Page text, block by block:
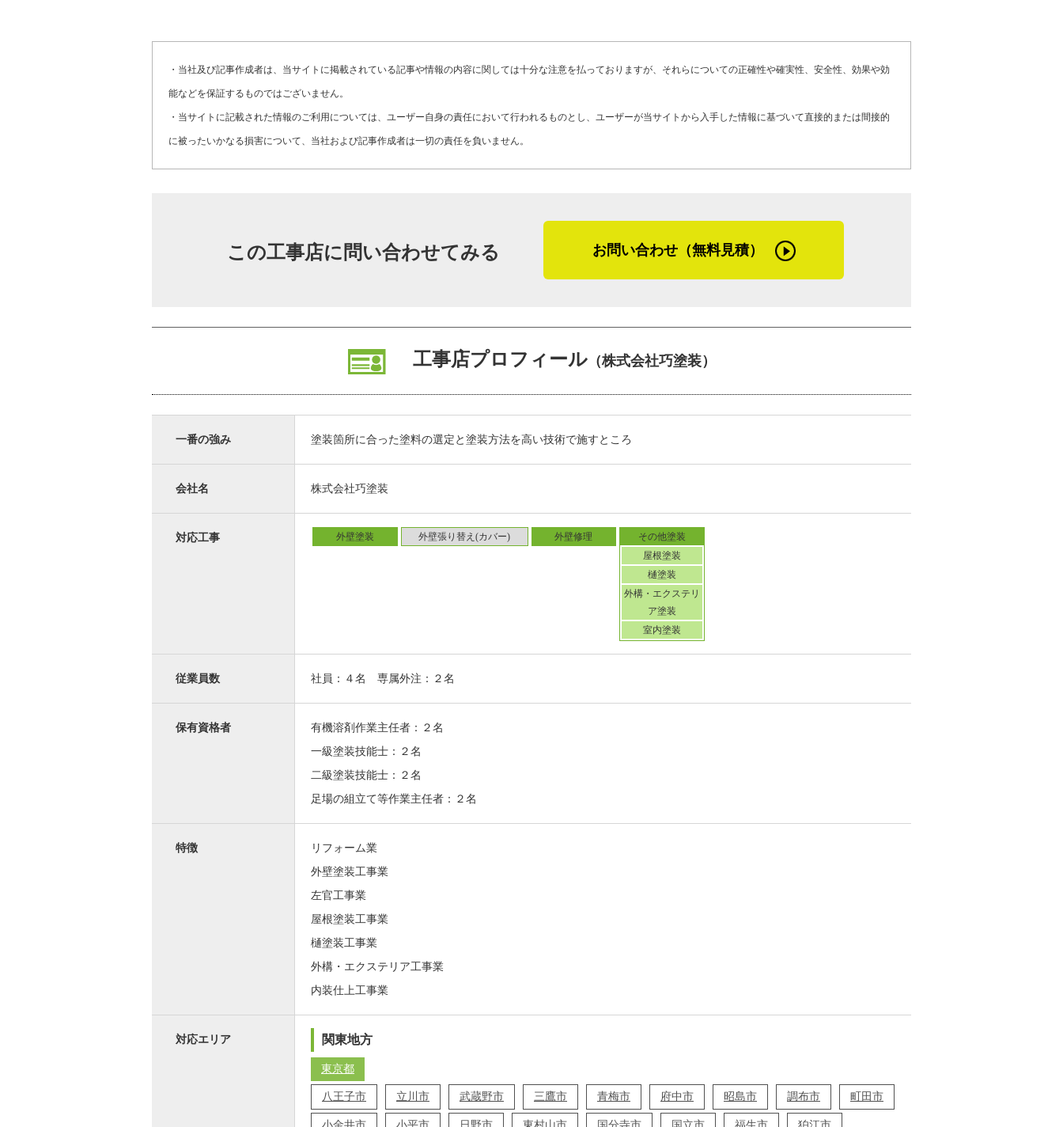
工事店番号 K13-AZD
どの夏の気温上昇には誰もが辟易しているとのこと。外壁塗り替えの際には、遮
最後に「かべいろは」をご覧になっている、外壁の劣化でお困りのお客さま、そし
て外壁リフォーム・外壁修理を検討しているお客さまへメッセージです。
具合があればすぐに対応します。どんなことでもお気軽にご相談くださいね」
コミュニケーションの基本を大切にするその姿に、職人として、また人として信頼
（２０１９年５月取材）
・当社及び記事作成者は、当サイトに掲載されている記事や情報の内容に関しては十分な注意を払っておりますが、それらについての正確性や確実性、安全性、効果や効
能などを保証するものではございません。
・当サイトに記載された情報のご利用については、ユーザー自身の責任において行われるものとし、ユーザーが当サイトから入手した情報に基づいて直接的または間接的
に被ったいかなる損害について、当社および記事作成者は一切の責任を負いません。
この工事店に問い合わせてみる お問い合わせ（無料見積）
工事店プロフィール（株式会社巧塗装）
一番の強み 塗装箇所に合った塗料の選定と塗装方法を高い技術で施すところ
会社名 株式会社巧塗装
対応工事 外壁塗装 外壁張り替え(カバー) 外壁修理
その他塗装
屋根塗装
樋塗装
外構・エクステリ
ア塗装
室内塗装
従業員数 社員：４名 専属外注：２名
保有資格者
有機溶剤作業主任者：２名
一級塗装技能士：２名
二級塗装技能士：２名
足場の組立て等作業主任者：２名
特徴
リフォーム業
外壁塗装工事業
左官工事業
屋根塗装工事業
樋塗装工事業
外構・エクステリア工事業
内装仕上工事業
対応エリア 関東地方
東京都
八王子市 立川市 武蔵野市 三鷹市 青梅市 府中市 昭島市 調布市 町田市